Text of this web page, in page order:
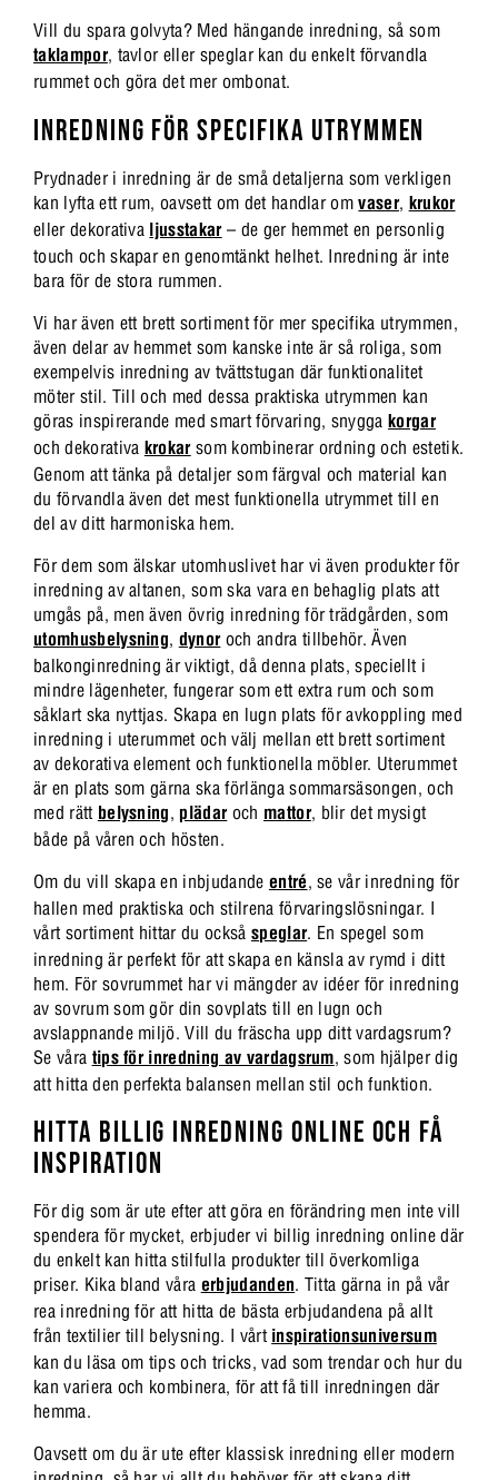
Vill du spara golvyta? Med hängande inredning, så som
taklampor, tavlor eller speglar kan du enkelt förvandla
rummet och göra det mer ombonat.
INREDNING FÖR SPECIFIKA UTRYMMEN
Prydnader i inredning är de små detaljerna som verkligen
kan lyfta ett rum, oavsett om det handlar omvaser, krukor
eller dekorativa ljusstakar– de ger hemmet en personlig
touch och skapar en genomtänkt helhet. Inredning är inte
bara för de stora rummen.
Vi har även ett brett sortiment för mer specifika utrymmen,
även delar av hemmet som kanske inte är så roliga, som
exempelvis inredning av tvättstugan där funktionalitet
möter stil. Till och med dessa praktiska utrymmen kan
göras inspirerande med smart förvaring, snyggakorgar
och dekorativa krokarsom kombinerar ordning och estetik.
Genom att tänka på detaljer som färgval och material kan
du förvandla även det mest funktionella utrymmet till en
del av ditt harmoniska hem.
För dem som älskar utomhuslivet har vi även produkter för
inredning av altanen, som ska vara en behaglig plats att
umgås på, men även övrig inredning för trädgården, som
utomhusbelysning, dynoroch andra tillbehör. Även
balkonginredning är viktigt, då denna plats, speciellt i
mindre lägenheter, fungerar som ett extra rum och som
såklart ska nyttjas. Skapa en lugn plats för avkoppling med
inredning i uterummet och välj mellan ett brett sortiment
av dekorativa element och funktionella möbler. Uterummet
är en plats som gärna ska förlänga sommarsäsongen, och
med rätt belysning, plädaroch mattor, blir det mysigt
både på våren och hösten.
Om du vill skapa en inbjudande entré, se vår inredning för
hallen med praktiska och stilrena förvaringslösningar. I
vårt sortiment hittar du också speglar. En spegel som
inredning är perfekt för att skapa en känsla av rymd i ditt
hem. För sovrummet har vi mängder av idéer för inredning
av sovrum som gör din sovplats till en lugn och
avslappnande miljö. Vill du fräscha upp ditt vardagsrum?
Se våra tips för inredning av vardagsrum, som hjälper dig
att hitta den perfekta balansen mellan stil och funktion.
HITTA BILLIG INREDNING ONLINE OCH FÅ
INSPIRATION
För dig som är ute efter att göra en förändring men inte vill
spendera för mycket, erbjuder vi billig inredning online där
du enkelt kan hitta stilfulla produkter till överkomliga
priser. Kika bland våra erbjudanden. Titta gärna in på vår
rea inredning för att hitta de bästa erbjudandena på allt
från textilier till belysning. I vårt inspirationsuniversum
kan du läsa om tips och tricks, vad som trendar och hur du
kan variera och kombinera, för att få till inredningen där
hemma.
Oavsett om du är ute efter klassisk inredning eller modern